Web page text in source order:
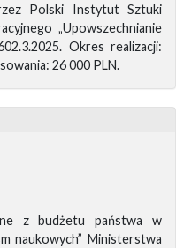
Polski Instytut Sztuki
„Upowszechnianie
Okres realizacji:
26 000 PLN.
z budżetu państwa w
naukowych” Ministerstwa